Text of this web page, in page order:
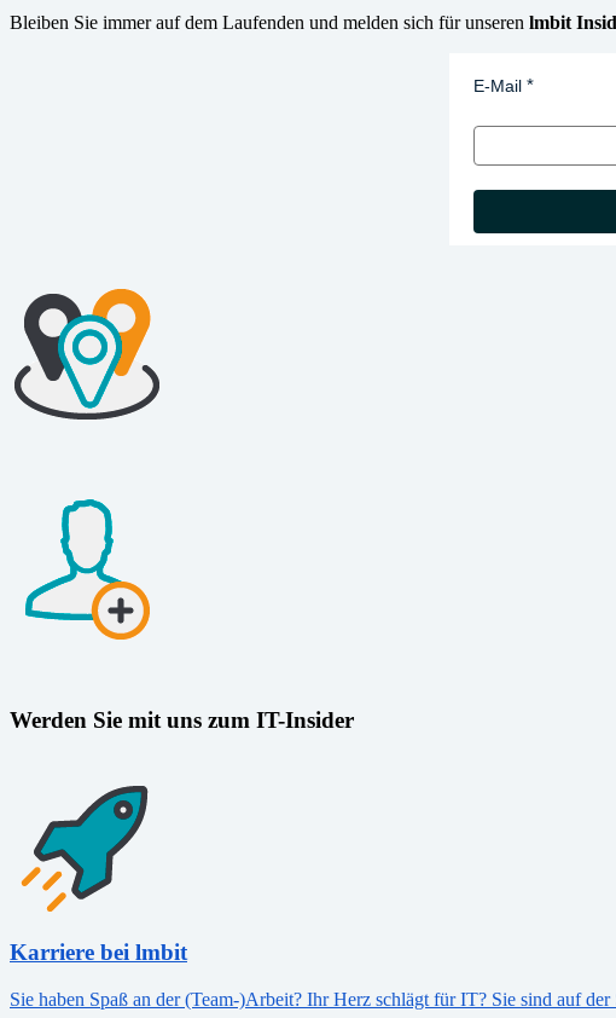
Bleiben Sie immer auf dem Laufenden und melden sich für unseren lmbit
E-Mail
Werden Sie mit uns zum IT-Insider
Karriere bei lmbit
Sie haben Spaß an der (Team-)Arbeit? Ihr Herz schlägt für IT? Sie sind auf